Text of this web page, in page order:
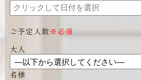
ご予定人数※必須
大人
名様